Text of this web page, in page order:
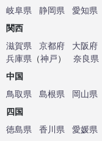
岐阜県
静岡県 愛知県
関西
滋賀県
京都府 大阪府
兵庫県 （神戸） 奈良県
中国
鳥取県
島根県 岡山県
四国
徳島県
香川県 愛媛県